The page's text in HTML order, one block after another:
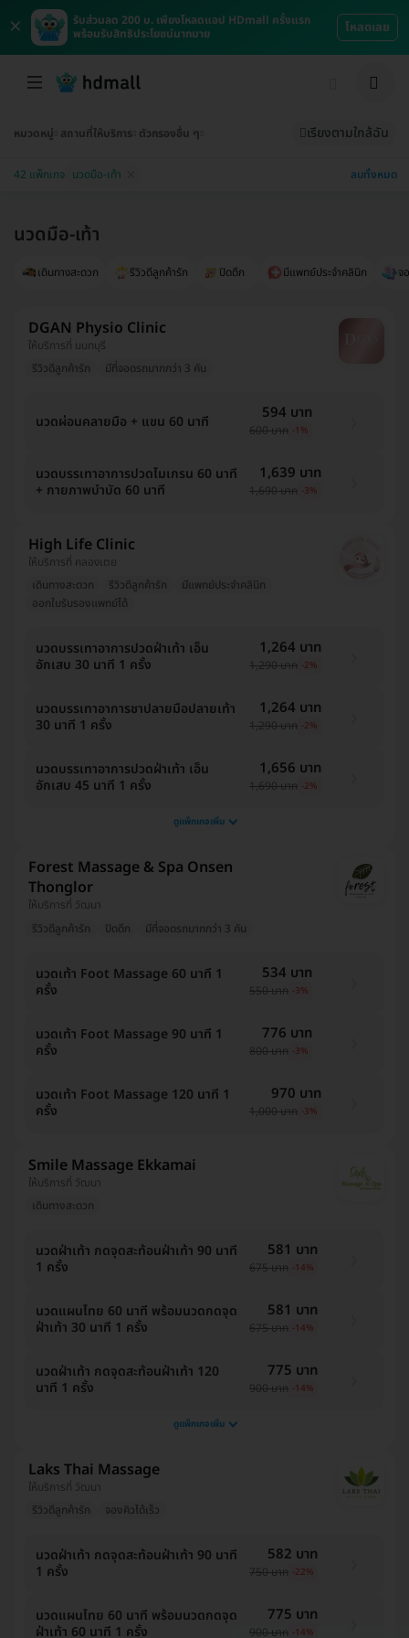
×
รับส่วนลด 200 บ. เพียงโหลดแอป HDmall ครั้งแรก
พร้อมรับสิทธิประโยชน์มากมาย
โหลดเลย
หมวดหมู่ สถานที่ให้บริการ ตัวกรองอื่น ๆ เรียงตามใกล้ฉัน
42 แพ็กเกจ นวดมือ-เท้า ลบทั้งหมด
เดินทางสะดวก รีวิวดีลูกค้ารัก ปิดดึก มีแพทย์ประจำคลินิก จ
นวดมือ-เท้า
DGAN Physio Clinic
ให้บริการที่ นนทบุรี
รีวิวดีลูกค้ารัก
มีที่จอดรถมากกว่า 3 คัน
นวดผ่อนคลายมือ + แขน 60 นาที 594 บาท
600 บาท -1%
นวดบรรเทาอาการปวดไมเกรน 60 นาที
+ กายภาพบำบัด 60 นาที
1,639 บาท
1,690 บาท -3%
High Life Clinic
ให้บริการที่ คลองเตย
เดินทางสะดวก
รีวิวดีลูกค้ารัก
มีแพทย์ประจำคลินิก
ออกใบรับรองแพทย์ได้
นวดบรรเทาอาการปวดฝ่าเท้า เอ็น
อักเสบ 30 นาที 1 ครั้ง
1,264 บาท
1,290 บาท -2%
นวดบรรเทาอาการชาปลายมือปลายเท้า
30 นาที 1 ครั้ง
1,264 บาท
1,290 บาท -2%
นวดบรรเทาอาการปวดฝ่าเท้า เอ็น
อักเสบ 45 นาที 1 ครั้ง
1,656 บาท
1,690 บาท -2%
ดูแพ็กเกจเพิ่ม
Forest Massage & Spa Onsen
Thonglor
ให้บริการที่ วัฒนา
รีวิวดีลูกค้ารัก
ปิดดึก มีที่จอดรถมากกว่า 3 คัน
นวดเท้า Foot Massage 60 นาที 1
ครั้ง
534 บาท
550 บาท -3%
นวดเท้า Foot Massage 90 นาที 1
ครั้ง
776 บาท
800 บาท -3%
นวดเท้า Foot Massage 120 นาที 1
ครั้ง
970 บาท
1,000 บาท -3%
Smile Massage Ekkamai
ให้บริการที่ วัฒนา
เดินทางสะดวก
นวดฝ่าเท้า กดจุดสะท้อนฝ่าเท้า 90 นาที
1 ครั้ง
581 บาท
675 บาท -14%
นวดแผนไทย 60 นาที พร้อมนวดกดจุด
ฝ่าเท้า 30 นาที 1 ครั้ง
581 บาท
675 บาท -14%
นวดฝ่าเท้า กดจุดสะท้อนฝ่าเท้า 120
นาที 1 ครั้ง
775 บาท
900 บาท -14%
ดูแพ็กเกจเพิ่ม
Laks Thai Massage
ให้บริการที่ วัฒนา
รีวิวดีลูกค้ารัก
จองคิวได้เร็ว
นวดฝ่าเท้า กดจุดสะท้อนฝ่าเท้า 90 นาที
1 ครั้ง
582 บาท
750 บาท -22%
นวดแผนไทย 60 นาที พร้อมนวดกดจุด
ฝ่าเท้า 60 นาที 1 ครั้ง
775 บาท
900 บาท -14%